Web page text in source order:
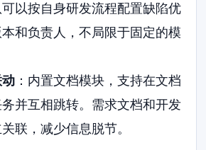
以按自身研发流程配置缺陷优
和负责人，不局限于固定的模
：内置文档模块，支持在文档
并互相跳转。需求文档和开发
联，减少信息脱节。